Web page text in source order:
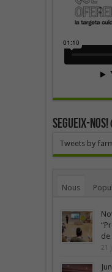
SEGUEIX-
Tweets by
Nous
de
21